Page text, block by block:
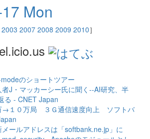
Mon
2003 2007 2008 2009 2010］
のショートツアー
J・マッカーシー氏に聞く--AI研究、半
る - CNET Japan
→１０万局 ３Ｇ通信速度向上 ソフトバ
ールアドレスは「softbank.ne.jp」に